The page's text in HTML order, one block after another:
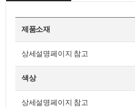
제품소재
상세설명페이지 참고
색상
상세설명페이지 참고